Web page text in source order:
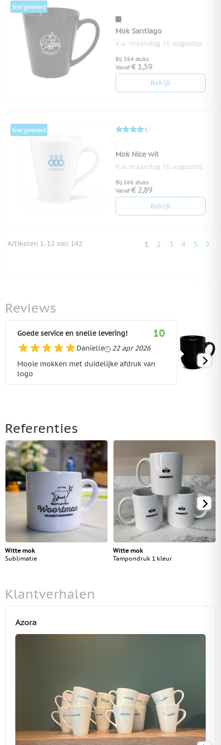
Mok Santiago
V.a. maandag 10 augustus
Bij 384 stuks
Vanaf € 1,59
Bekijk
Mok Nice wit
V.a. maandag 10 augustus
Bij 566 stuks
Vanaf € 2,89
Bekijk
Artikelen 1-12 van 142 U lees momenteel
1 Pagina
2 Pagina
3 Pagina
4 Pagina
5
Reviews
Goede service en snelle levering!
Danielle
22 april 2026
22 apr 2026
Mooie mokken met duidelijke afdruk van
logo
10
Referenties
Witte mok
Sublimatie
Witte mok
Tampondruk 1 kleur
Klantverhalen
Azora